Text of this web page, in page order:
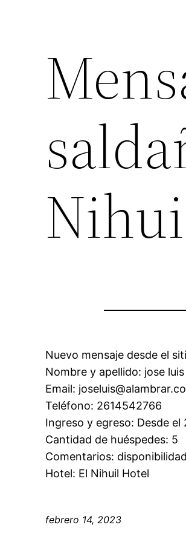
Nuevo mensaje desde el
Nombre y apellido: jose
Email:
Teléfono: 2614542766
Ingreso y egreso: Desde
Cantidad de huéspedes: 5
Comentarios:
Hotel: El Nihuil Hotel
febrero 14, 2023